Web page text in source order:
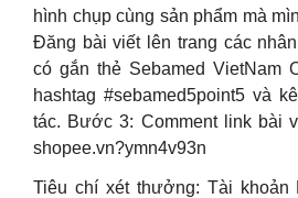
hình chụp cùng sản phẩm mà
Đăng bài viết lên trang các
có gắn thẻ Sebamed VietNam
hashtag #sebamed5point5 và
tác. Bước 3: Comment link bài
shopee.vn?ymn4v93n
Tiêu chí xét thưởng: Tài khoản